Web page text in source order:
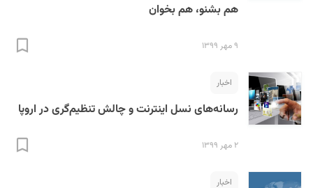
هم بشنو، هم بخوان
۹ مهر ۱۳۹۹
اخبار
رسانه‌های نسل اینترنت و چالش‌ تنظیم‌گری در اروپا
۲ مهر ۱۳۹۹
اخبار